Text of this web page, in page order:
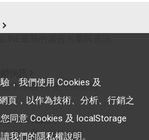
市場趨勢, 應用與案例
YouTube
等多樣化影音內容
，我們使用 Cookies 及
頁，以作為技術、分析、行銷之
同意 Cookies 及 localStorage
我們的隱私權說明。